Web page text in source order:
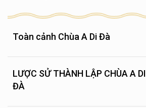
Toàn cảnh Chùa A Di Đà
LƯỢC SỬ THÀNH LẬP CHÙA A DI
ĐÀ